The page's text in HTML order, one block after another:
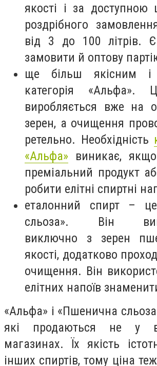
якості і за доступною
роздрібного
від 3 до 100 літрів.
замовити й оптову
ще більш якісним
категорія «Альфа».
виробляється вже на
зерен, а очищення
ретельно. Необхідність
«Альфа» виникає,
преміальний продукт
робити елітні спиртні
еталонний спирт –
сльоза». Він
виключно з зерен
якості, додатково
очищення. Він
елітних напоїв
«Альфа» і «Пшенична
які продаються не у
магазинах. Їх якість
інших спиртів, тому ціна